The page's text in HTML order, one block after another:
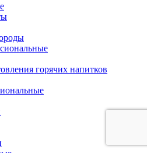
горячих напитков